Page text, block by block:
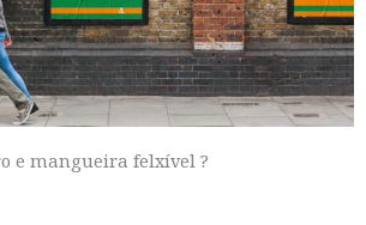
e mangueira felxível ?